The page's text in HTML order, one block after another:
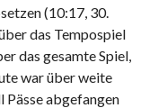
(10:17, 30.
das Tempospiel
das gesamte Spiel,
war über weite
Pässe abgefangen